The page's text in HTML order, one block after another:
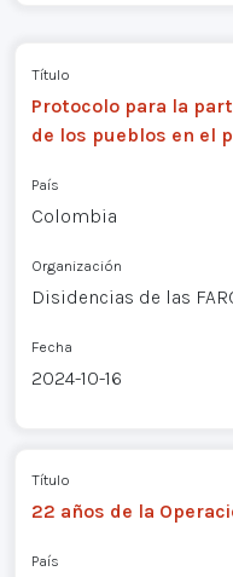
Título
Protocolo para la
de los pueblos en el
País
Colombia
Organización
Disidencias de las
Fecha
2024-10-16
Título
22 años de la
País